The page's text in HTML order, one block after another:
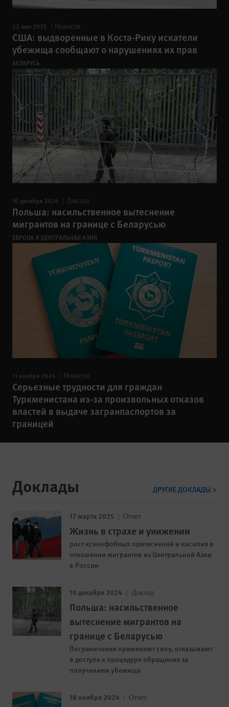
22 мая 2025 Новости
США: выдворенные в Коста-Рику искатели
убежища сообщают о нарушениях их прав
БЕЛАРУСЬ
10 декабря 2024 Доклад
Польша: насильственное вытеснение
мигрантов на границе с Беларусью
ЕВРОПА И ЦЕНТРАЛЬНАЯ АЗИЯ
11 ноября 2024 Новости
Серьезные трудности для граждан
Туркменистана из-за произвольных отказов
властей в выдаче загранпаспортов за
границей
Доклады ДРУГИЕ ДОКЛАДЫ
17 марта 2025 Отчет
Жизнь в страхе и унижении
рост ксенофобных притеснений и насилия в
отношении мигрантов из Центральной Азии
в России
10 декабря 2024 Доклад
Польша: насильственное
вытеснение мигрантов на
границе с Беларусью
Пограничники применяют силу, отказывают
в доступе к процедуре обращения за
получением убежища
18 ноября 2024 Отчет